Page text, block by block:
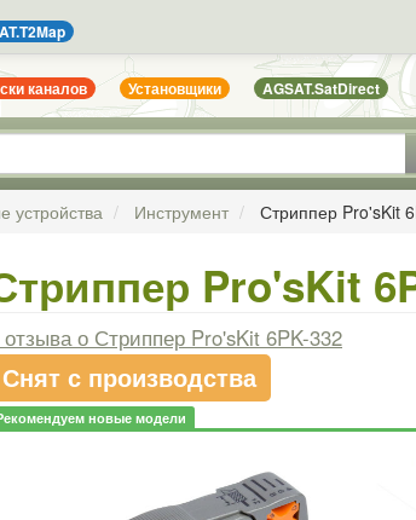
каналов Установщики AGSAT.SatDirect
устройства Инструмент Стриппер Pro'sKit
Pro'sKit
отзывао Стриппер Pro'sKit 6PK-332
Снят с производства
новые модели